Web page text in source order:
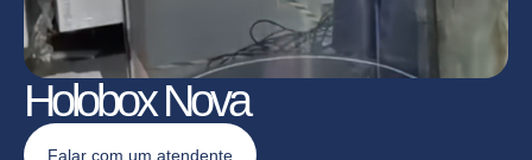
Holobox Nova
Falar com um atendente